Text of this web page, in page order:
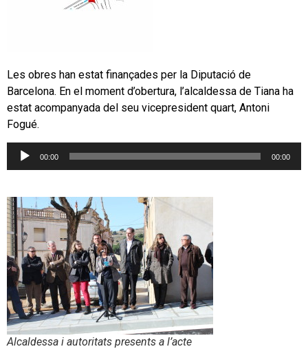
Les obres han estat finançades per la Diputació de
Barcelona. En el moment d’obertura, l’alcaldessa de Tiana ha
estat acompanyada del seu vicepresident quart, Antoni
Fogué.
Reproductor
00:00 00:00
Alcaldessa i autoritats presents a l’acte